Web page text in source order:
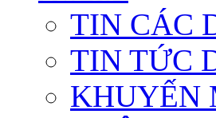
TIN CÁC
TIN TỨC
KHUYẾN